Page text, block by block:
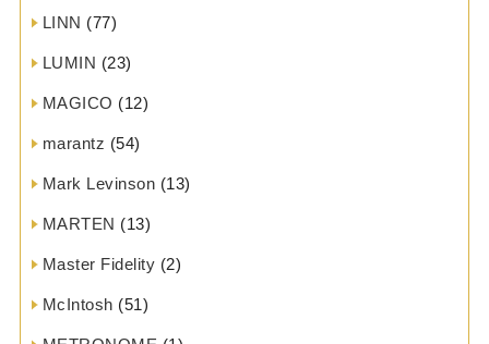
LINN (77)
LUMIN (23)
MAGICO (12)
marantz (54)
Mark Levinson (13)
MARTEN (13)
Master Fidelity (2)
McIntosh (51)